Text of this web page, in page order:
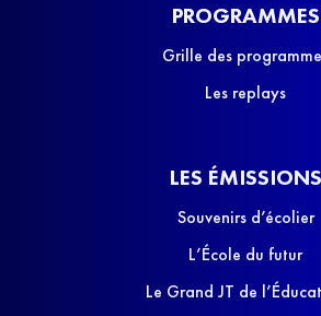
PROGRAMMES
Grille des
Les replays
LES ÉMISSIONS
Souvenirs d’écolier
L’École du futur
Le Grand JT de